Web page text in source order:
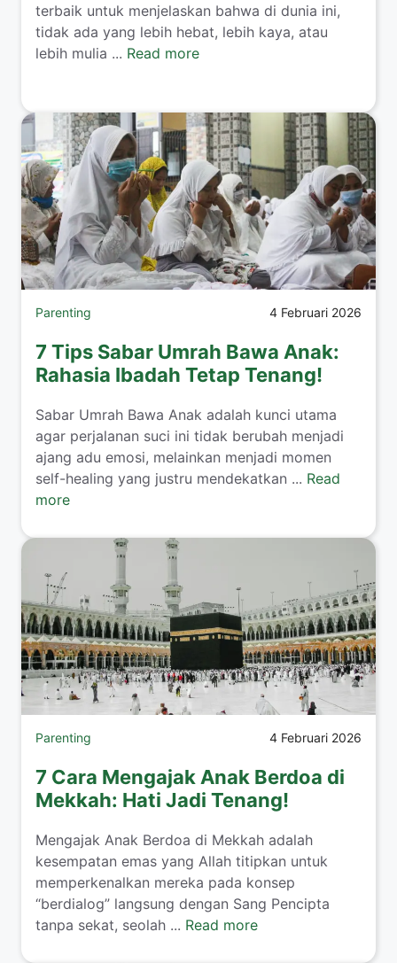
terbaik untuk menjelaskan bahwa di dunia ini,
tidak ada yang lebih hebat, lebih kaya, atau
lebih mulia ... Read more
Parenting 4 Februari 2026
7 Tips Sabar Umrah Bawa Anak:
Rahasia Ibadah Tetap Tenang!
​Sabar Umrah Bawa Anak adalah kunci utama
agar perjalanan suci ini tidak berubah menjadi
ajang adu emosi, melainkan menjadi momen
self-healing yang justru mendekatkan ... Read
more
Parenting 4 Februari 2026
7 Cara Mengajak Anak Berdoa di
Mekkah: Hati Jadi Tenang!
​Mengajak Anak Berdoa di Mekkah adalah
kesempatan emas yang Allah titipkan untuk
memperkenalkan mereka pada konsep
“berdialog” langsung dengan Sang Pencipta
tanpa sekat, seolah ... Read more